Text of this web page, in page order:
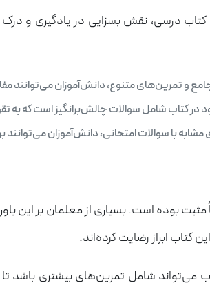
درسی، نقش بسزایی در یادگیری و
و تمرین‌های متنوع، دانش‌آموزان می‌توانند
کتاب شامل سوالات چالش‌برانگیز است که
با سوالات امتحانی، دانش‌آموزان می‌توانند
بوده است. بسیاری از معلمان بر این
کتاب ابراز رضایت کرده‌اند.
می‌تواند شامل تمرین‌های بیشتری باشد